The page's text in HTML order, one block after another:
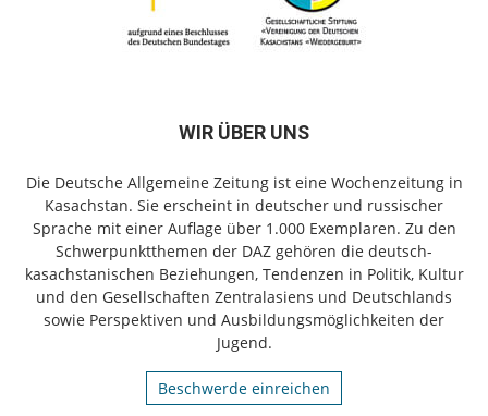
WIR ÜBER UNS
Die Deutsche Allgemeine Zeitung ist eine Wochenzeitung in
Kasachstan. Sie erscheint in deutscher und russischer
Sprache mit einer Auflage über 1.000 Exemplaren. Zu den
Schwerpunktthemen der DAZ gehören die deutsch-
kasachstanischen Beziehungen, Tendenzen in Politik, Kultur
und den Gesellschaften Zentralasiens und Deutschlands
sowie Perspektiven und Ausbildungsmöglichkeiten der
Jugend.
Beschwerde einreichen